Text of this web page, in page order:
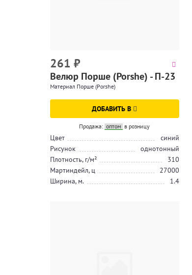
261 ₽
Велюр Порше (Porshe) - П-23
Материал Порше (Porshe)
ДОБАВИТЬ В
Продажа: оптом в розницу
Цвет
синий
Рисунок
однотонный
Плотность, г/м²
310
Мартиндейл, ц
27000
Ширина, м.
1.4